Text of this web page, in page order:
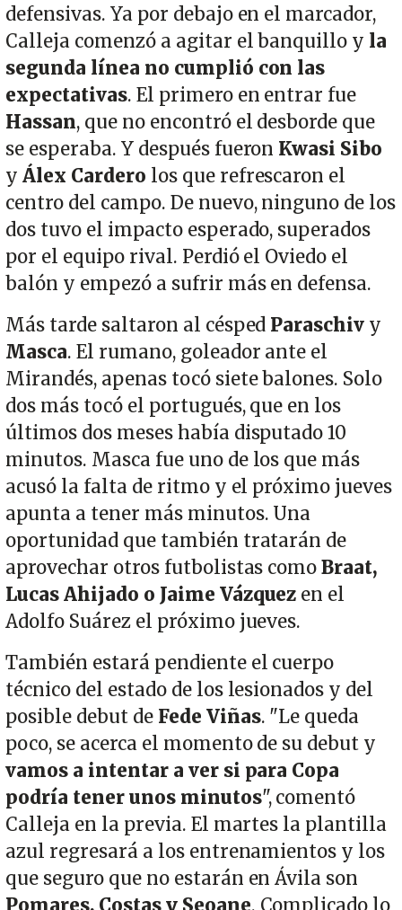
defensivas. Ya por debajo en el marcador,
Calleja comenzó a agitar el banquillo y la
segunda línea no cumplió con las
expectativas. El primero en entrar fue
Hassan, que no encontró el desborde que
se esperaba. Y después fueron Kwasi Sibo
y Álex Cardero los que refrescaron el
centro del campo. De nuevo, ninguno de los
dos tuvo el impacto esperado, superados
por el equipo rival. Perdió el Oviedo el
balón y empezó a sufrir más en defensa.
Más tarde saltaron al césped Paraschiv y
Masca. El rumano, goleador ante el
Mirandés, apenas tocó siete balones. Solo
dos más tocó el portugués, que en los
últimos dos meses había disputado 10
minutos. Masca fue uno de los que más
acusó la falta de ritmo y el próximo jueves
apunta a tener más minutos. Una
oportunidad que también tratarán de
aprovechar otros futbolistas comoBraat,
Lucas Ahijado o Jaime Vázquez en el
Adolfo Suárez el próximo jueves.
También estará pendiente el cuerpo
técnico del estado de los lesionados y del
posible debut de Fede Viñas. "Le queda
poco, se acerca el momento de su debut y
vamos a intentar a ver si para Copa
podría tener unos minutos", comentó
Calleja en la previa. El martes la plantilla
azul regresará a los entrenamientos y los
que seguro que no estarán en Ávila son
Pomares, Costas y Seoane. Complicado lo